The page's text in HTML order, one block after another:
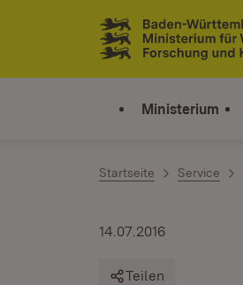
Zum Inhalt springen
Link zur Startseite
Ministerium
Startseite Service
14.07.2016
Teilen